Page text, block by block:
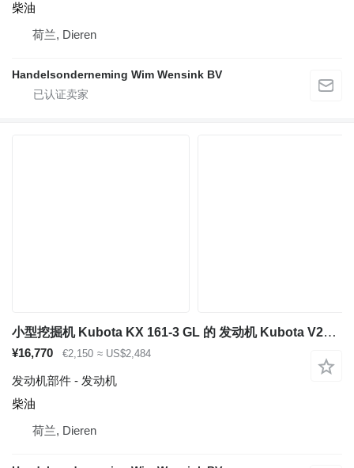
柴油
荷兰, Dieren
Handelsonderneming Wim Wensink BV
小型挖掘机 Kubota KX 161-3 GL 的 发动机 Kubota V2203
¥16,770 €2,150 ≈ US$2,484
发动机部件 - 发动机
柴油
荷兰, Dieren